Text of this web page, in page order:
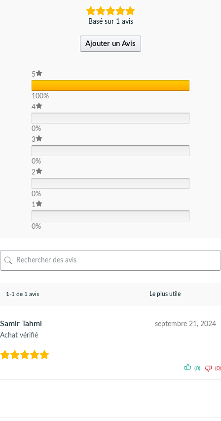
Basé sur 1 avis
Ajouter un Avis
5
100%
4
0%
3
0%
2
0%
1
0%
1-1 de 1 avis
Samir Tahmi
Achat vérifié
septembre 21, 2024
(0) (0)